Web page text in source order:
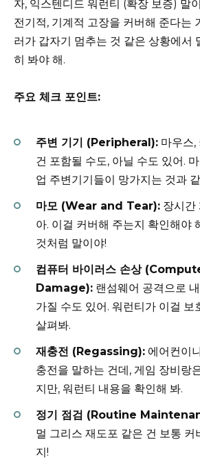
자, 익스텐디드 워런티 (확장 보증) 말
전기적, 기계적 고장을 커버해 준다는
러가 갑자기 멈추는 것 같은 상황에서
히 봐야 해.
주요 체크 포인트:
주변 기기 (Peripheral): 마우스,
건 포함될 수도, 아닐 수도 있어.
업 주변기기들이 망가지는 것과
마모 (Wear and Tear): 장시간
아. 이걸 커버해 주는지 확인해야
것처럼 말이야!
컴퓨터 바이러스 손상
Damage): 랜섬웨어 공격으로
가질 수도 있어. 워런티가 이걸 보
살펴봐.
재충전 (Regassing): 에어컨이
충전을 말하는 건데, 게임 장비랑
지만, 워런티 내용을 확인해 봐.
정기 점검 (Routine
멀 그리스 재도포 같은 건 보통 커
지!